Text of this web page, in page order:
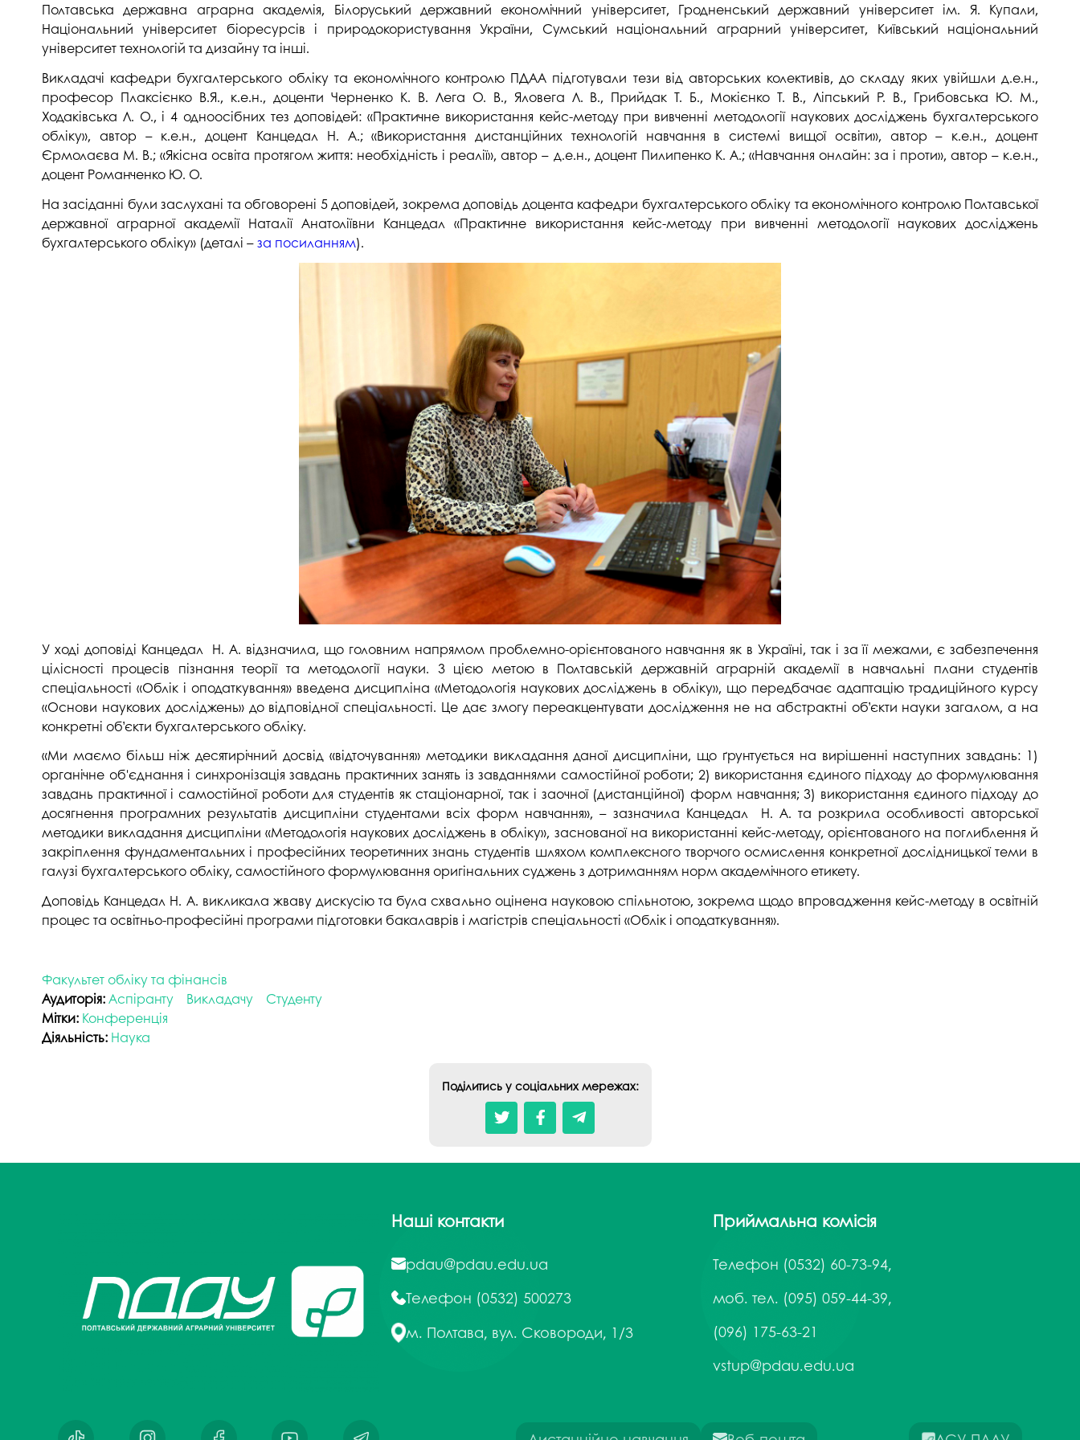
Музеї ПДАУ
Профспілка
Асоціація випускників
3D тур по університету
Наші контакти
Публічна інформація
Антикорупційна діяльність
Меморіал пам'яті
Відділ маркетингу
Центр впровадження індустрії
4.0
Психологічна служба
Омбудсмен учасників
освітнього процесу
Студентське містечко ПДАУ
Навчально-наукові центри
Дорадча служба
Вступні випробування 2026
студентського містечка
Волонтерський центр "ПУЛЬС"
Студентське життя
Підрозділ з організації виховної
та іміджевої діяльності
Спорт
Відділ практики і сприяння
працевлаштуванню
Академічна доброчесність
освіта
Опитування
Академічна мобільність
Акредитація
Якість освіти, рада з якості вищої
освіти
Відділ моніторингу та забезпечення
напряму Жан Моне: SuTCom
UniClaD: Erasmus+KA2 /
Аспірантура і докторантура
Наукові підрозділи
Офіс міжнародного
наукового амбасадора
Добровільні громадські
об’єднання з питань науки
Наукові праці
Наукометричні бази
Полтавська державна аграрна академія, Білоруський державний економічний університет, Гродненський державний університет ім. Я. Купали,
Національний університет біоресурсів і природокористування України, Сумський національний аграрний університет, Київський національний
університет технологій та дизайну та інші.
Викладачі кафедри бухгалтерського обліку та економічного контролю ПДАА підготували тези від авторських колективів, до складу яких увійшли д.е.н.,
професор Плаксієнко В.Я., к.е.н., доценти Черненко К. В. Лега О. В., Яловега Л. В., Прийдак Т. Б., Мокієнко Т. В., Ліпський Р. В., Грибовська Ю. М.,
Ходаківська Л. О., і 4 одноосібних тез доповідей: «Практичне використання кейс-методу при вивченні методології наукових досліджень бухгалтерського
обліку», автор – к.е.н., доцент Канцедал Н. А.; «Використання дистанційних технологій навчання в системі вищої освіти», автор – к.е.н., доцент
Єрмолаєва М. В.; «Якісна освіта протягом життя: необхідність і реалії», автор – д.е.н., доцент Пилипенко К. А.; «Навчання онлайн: за і проти», автор – к.е.н.,
доцент Романченко Ю. О.
На засіданні були заслухані та обговорені 5 доповідей, зокрема доповідь доцента кафедри бухгалтерського обліку та економічного контролю Полтавської
державної аграрної академії Наталії Анатоліївни Канцедал «Практичне використання кейс-методу при вивченні методології наукових досліджень
бухгалтерського обліку» (деталі –за посиланням).
У ході доповіді Канцедал Н. А. відзначила, що головним напрямом проблемно-орієнтованого навчання як в Україні, так і за її межами, є забезпечення
цілісності процесів пізнання теорії та методології науки. З цією метою в Полтавській державній аграрній академії в навчальні плани студентів
спеціальності «Облік і оподаткування» введена дисципліна «Методологія наукових досліджень в обліку», що передбачає адаптацію традиційного курсу
«Основи наукових досліджень» до відповідної спеціальності. Це дає змогу переакцентувати дослідження не на абстрактні об’єкти науки загалом, а на
конкретні об’єкти бухгалтерського обліку.
«Ми маємо більш ніж десятирічний досвід «відточування» методики викладання даної дисципліни, що ґрунтується на вирішенні наступних завдань: 1)
органічне об'єднання і синхронізація завдань практичних занять із завданнями самостійної роботи; 2) використання єдиного підходу до формулювання
завдань практичної і самостійної роботи для студентів як стаціонарної, так і заочної (дистанційної) форм навчання; 3) використання єдиного підходу до
досягнення програмних результатів дисципліни студентами всіх форм навчання», – зазначила Канцедал Н. А. та розкрила особливості авторської
методики викладання дисципліни «Методологія наукових досліджень в обліку», заснованої на використанні кейс-методу, орієнтованого на поглиблення й
закріплення фундаментальних і професійних теоретичних знань студентів шляхом комплексного творчого осмислення конкретної дослідницької теми в
галузі бухгалтерського обліку, самостійного формулювання оригінальних суджень з дотриманням норм академічного етикету.
Доповідь Канцедал Н. А. викликала жваву дискусію та була схвально оцінена науковою спільнотою, зокрема щодо впровадження кейс-методу в освітній
процес та освітньо-професійні програми підготовки бакалаврів і магістрів спеціальності «Облік і оподаткування».
Факультет обліку та фінансів
Аудиторія:Аспіранту Викладачу
Студенту
Мітки: Конференція
Діяльність: Наука
Поділитись у соціальних мережах:
Наші контакти
pdau@pdau.edu.ua
Телефон (0532) 500273
м. Полтава, вул. Сковороди, 1/3
Приймальна комісія
Телефон (0532) 60-73-94,
моб. тел. (095) 059-44-39,
(096) 175-63-21
vstup@pdau.edu.ua